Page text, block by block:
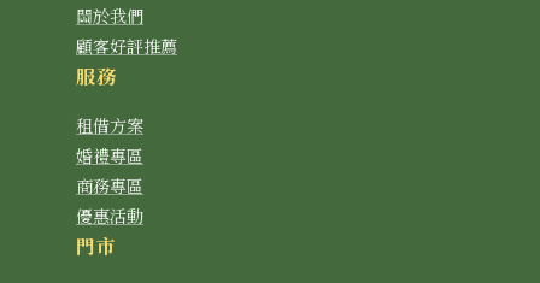
關於我們
顧客好評推薦
服務
租借方案
婚禮專區
商務專區
優惠活動
門市